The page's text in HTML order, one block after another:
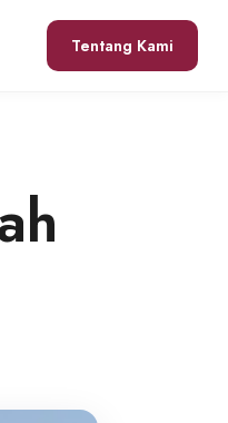
Tentang Kami